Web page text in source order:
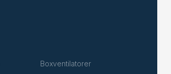
Boxventilatorer